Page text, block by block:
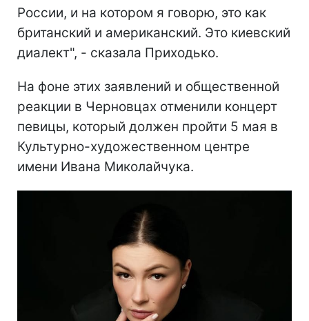
России, и на котором я говорю, это как
британский и американский. Это киевский
диалект", - сказала Приходько.
На фоне этих заявлений и общественной
реакции в Черновцах отменили концерт
певицы, который должен пройти 5 мая в
Культурно-художественном центре
имени Ивана Миколайчука.